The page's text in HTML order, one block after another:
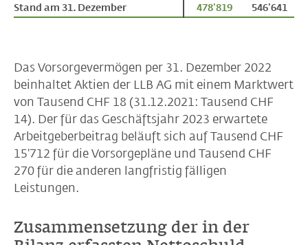
Stand am 31. Dezember
478'819 546'641
Stand am 31. Dezember
Das Vorsorgevermögen per 31. Dezember 2022
beinhaltet Aktien der LLB AG mit einem Marktwert
von Tausend CHF 18 (31.12.2021: Tausend CHF
14). Der für das Geschäftsjahr 2023 erwartete
Arbeitgeberbeitrag beläuft sich auf Tausend CHF
15'712 für die Vorsorgepläne und Tausend CHF
270 für die anderen langfristig fälligen
Leistungen.
Zusammensetzung der in der